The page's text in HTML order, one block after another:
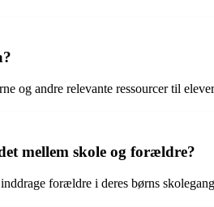
og andre relevante ressourcer til
mellem skole og forældre?
forældre i deres børns